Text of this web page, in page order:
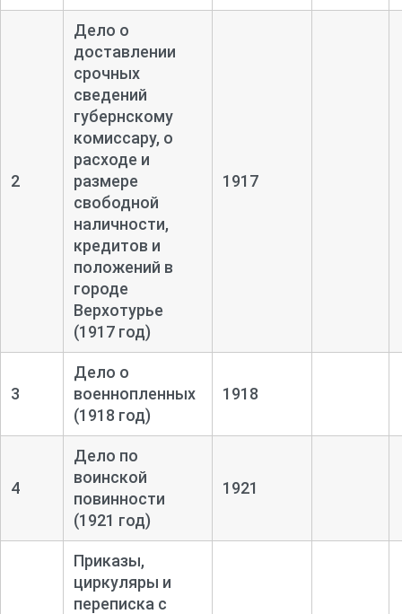
2
Дело о
доставлении
срочных
сведений
губернскому
комиссару, о
расходе и
размере
свободной
наличности,
кредитов и
положений в
городе
Верхотурье
(1917 год)
1917
3
Дело о
военнопленных
(1918 год)
1918
4
Дело по
воинской
повинности
(1921 год)
1921
Приказы,
циркуляры и
переписка с